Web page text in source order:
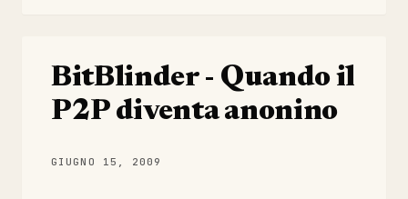
segnalazione queste chicche di prima mattina
sono micidiali
BitBlinder - Quando il
P2P diventa anonino
GIUGNO 15, 2009